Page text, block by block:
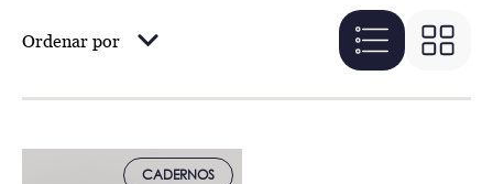
Ordenar por
CADERNOS